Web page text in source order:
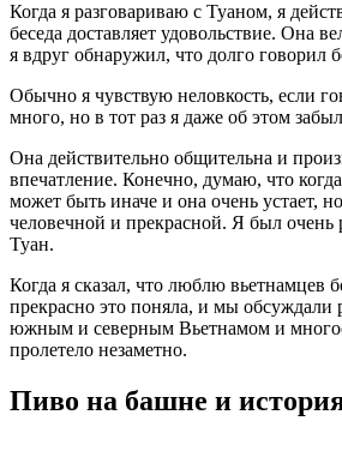
Когда я разговариваю с Туаном, я
беседа доставляет удовольствие. Она
я вдруг обнаружил, что долго говорил
Обычно я чувствую неловкость, если
много, но в тот раз я даже об этом
Она действительно общительна и
впечатление. Конечно, думаю, что
может быть иначе и она очень устает,
человечной и прекрасной. Я был очень
Туан.
Когда я сказал, что люблю вьетнамцев
прекрасно это поняла, и мы обсуждали
южным и северным Вьетнамом и
пролетело незаметно.
Пиво на башне и